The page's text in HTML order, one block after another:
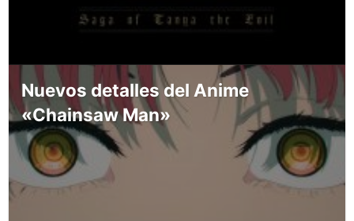
Nuevos detalles del Anime
«Chainsaw Man»